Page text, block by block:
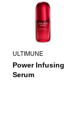
ULTIMUNE
Power Infusing
Serum